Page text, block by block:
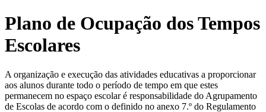
Plano de Ocupação dos Tempos
Escolares
A organização e execução das atividades educativas a proporcionar
aos alunos durante todo o período de tempo em que estes
permanecem no espaço escolar é responsabilidade do Agrupamento
de Escolas de acordo com o definido no anexo 7.º do Regulamento